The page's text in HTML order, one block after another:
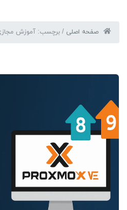
صفحه اصلی / برچسب: آموزش